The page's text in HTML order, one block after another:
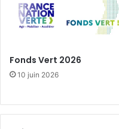
é
Fonds Vert 2026
10 juin 2026